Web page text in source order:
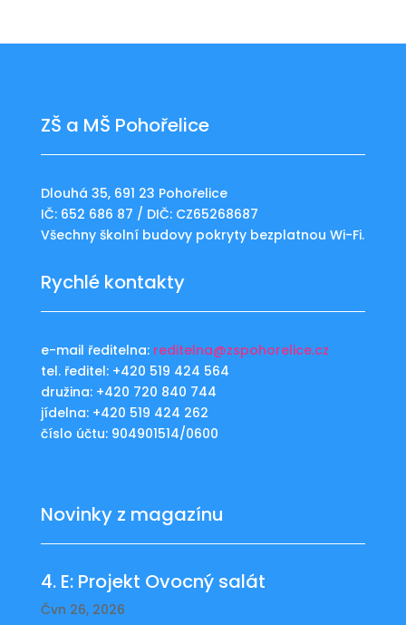
ZŠ a MŠ Pohořelice
Dlouhá 35, 691 23 Pohořelice
IČ: 652 686 87 / DIČ: CZ65268687
Všechny školní budovy pokryty bezplatnou Wi-Fi.
Rychlé kontakty
e-mail ředitelna: reditelna@zspohorelice.cz
tel. ředitel: +420 519 424 564
družina: +420 720 840 744
jídelna: +420 519 424 262
číslo účtu: 904901514/0600
Novinky z magazínu
4. E: Projekt Ovocný salát
Čvn 26, 2026